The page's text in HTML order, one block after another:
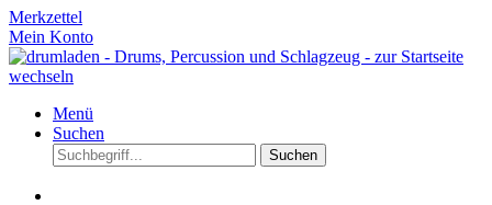
Merkzettel
Mein Konto
Menü
Suchen
Suchen